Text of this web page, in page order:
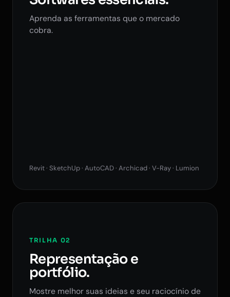
Aprenda as ferramentas que o mercado
cobra.
Revit · SketchUp · AutoCAD · Archicad · V-Ray · Lumion
TRILHA 02
Representação e
portfólio.
Mostre melhor suas ideias e seu raciocínio de